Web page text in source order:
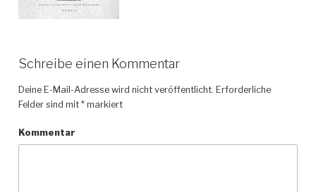
Schreibe einen Kommentar
Deine E-Mail-Adresse wird nicht veröffentlicht. Erforderliche
Felder sind mit *markiert
Kommentar